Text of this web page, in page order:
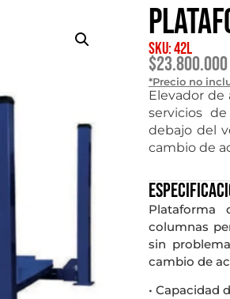
SKU: 42L
$23.800.000
*Precio no
Elevador de
servicios
debajo del
cambio de
Plataforma
columnas
sin
cambio de
• Capacidad